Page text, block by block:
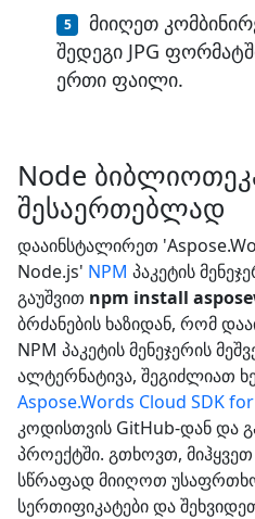
მიიღეთ
შედეგი JPG
ერთი ფაილი.
Node
შესაერთებლად
დააინსტალირეთ
Node.js' NPM პაკეტის
გაუშვით npm install
ბრძანების ხაზიდან, რომ
NPM პაკეტის მენეჯერის
ალტერნატივა,
Aspose.Words Cloud SDK
კოდისთვის GitHub-დან და
პროექტში. გთხოვთ, მიჰყვეთ
სწრაფად მიიღოთ
სერთიფიკატები და შეხვიდეთ